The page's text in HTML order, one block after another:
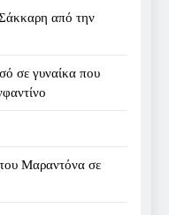
από την
σε γυναίκα που
Μαραντόνα σε